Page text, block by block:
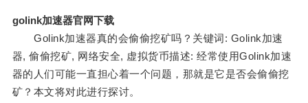
golink加速器官网下载
Golink加速器真的会偷偷挖矿吗？关键词: Golink加速
器, 偷偷挖矿, 网络安全, 虚拟货币描述: 经常使用Golink加速
器的人们可能一直担心着一个问题，那就是它是否会偷偷挖
矿？本文将对此进行探讨。